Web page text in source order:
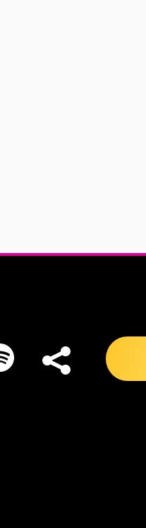
ventana
Abre en nueva ventana